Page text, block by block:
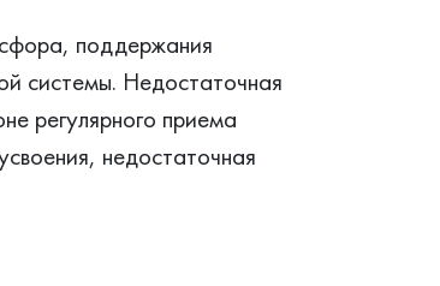
поддержания
системы. Недостаточная
регулярного приема
недостаточная